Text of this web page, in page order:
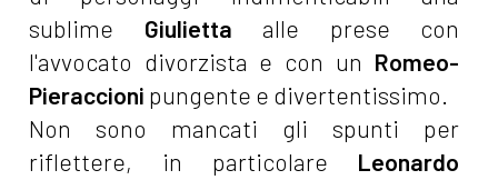
sublime Giulietta alle prese con
l'avvocato divorzista e con un Romeo-
Pieraccioni pungente e divertentissimo.
Non sono mancati gli spunti per
riflettere, in particolare Leonardo